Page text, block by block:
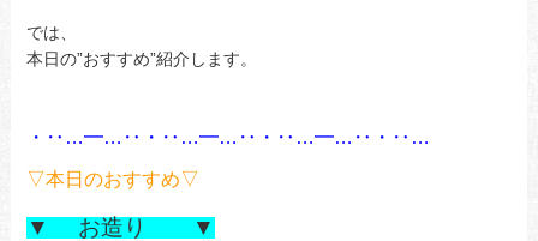
では、
本日の”おすすめ”紹介します。
・‥…━…‥・‥…━…‥・‥…━…‥・‥…
▽本日のおすすめ▽
▼ お造り ▼